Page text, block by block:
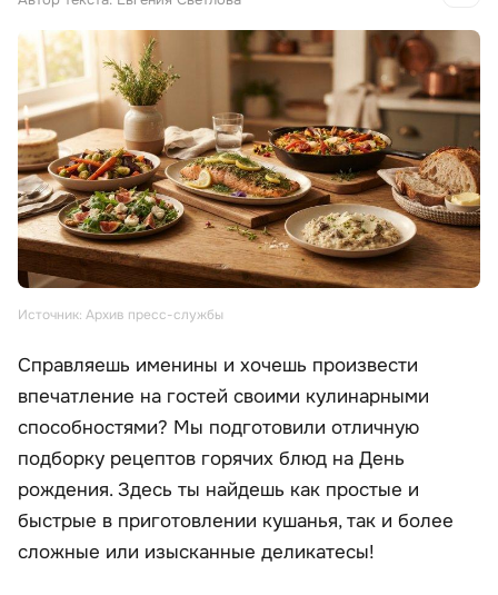
Источник: Архив пресс-службы
Справляешь именины и хочешь произвести
впечатление на гостей своими кулинарными
способностями? Мы подготовили отличную
подборку рецептов горячих блюд на День
рождения. Здесь ты найдешь как простые и
быстрые в приготовлении кушанья, так и более
сложные или изысканные деликатесы!